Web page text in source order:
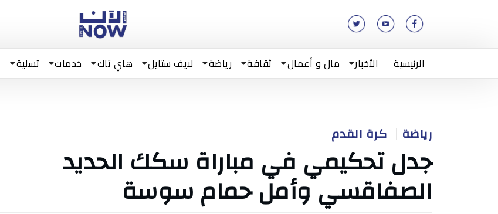
الرئيسية الأخبار مال و أعمال ثقافة رياضة لايف ستايل هاي تاك خدمات تسلية
رياضة كرة القدم
جدل تحكيمي في مباراة سكك الحديد
الصفاقسي وأمل حمام سوسة